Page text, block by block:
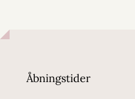
Åbningstider